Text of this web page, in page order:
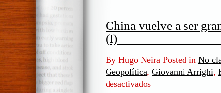
China vuelve a ser
By Hugo Neira Posted in No
Geopolítica, Giovanni Arrighi,
desactivados